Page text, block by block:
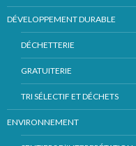
DÉVELOPPEMENT DURABLE
DÉCHETTERIE
GRATUITERIE
TRI SÉLECTIF ET DÉCHETS
ENVIRONNEMENT